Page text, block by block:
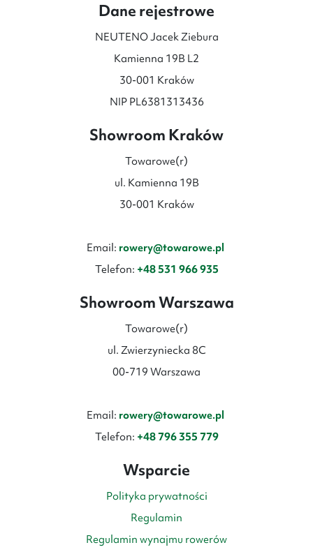
Dane rejestrowe
NEUTENO Jacek Ziebura
Kamienna 19B L2
30-001 Kraków
NIP PL6381313436
Showroom Kraków
Towarowe(r)
ul. Kamienna 19B
30-001 Kraków
Email: rowery@towarowe.pl
Telefon: +48 531 966 935
Showroom Warszawa
Towarowe(r)
ul. Zwierzyniecka 8C
00-719 Warszawa
Email: rowery@towarowe.pl
Telefon: +48 796 355 779
Wsparcie
Polityka prywatności
Regulamin
Regulamin wynajmu rowerów